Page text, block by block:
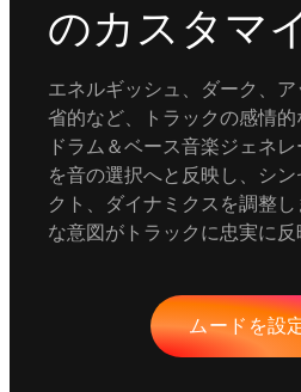
のカスタマ
エネルギッシュ、ダーク、
省的など、トラックの感情
ドラム＆ベース音楽ジェネ
を音の選択へと反映し、シ
クト、ダイナミクスを調整
な意図がトラックに忠実に反
ムードを設